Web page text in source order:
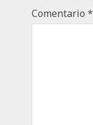
Comentario *